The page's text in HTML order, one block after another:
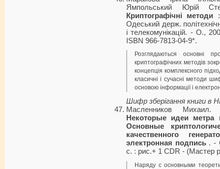
Ямпольський Юрій
Криптографічні методи
Одеський держ.
і телекомунікацій. - О.,
ISBN 966-7813-04-9*.
Розглядаються основні
криптографічних методів
концепція комплексного
класичні і сучасні методи
основою інформації і
Шифр зберігання книги в
Масленников
Некоторые идеи метра
Основные
качественного
электронная подпись. -
с. : рис.+ 1 CDR - (Мастер
Наряду с основными